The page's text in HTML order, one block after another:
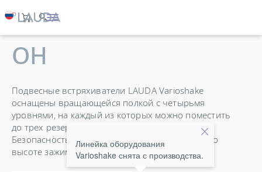
VARIOSHAKE VS 20
OH
Подвесные встряхиватели LAUDA Varioshake
оснащены вращающейся полкой с четырьмя
уровнями, на каждый из которых можно поместить
до трех резервуаров высотой до 270 мм.
Безопасность обеспечивается регулируемым по
высоте зажимным приспособлением.
Линейка оборудования
Varioshake снята с производства.